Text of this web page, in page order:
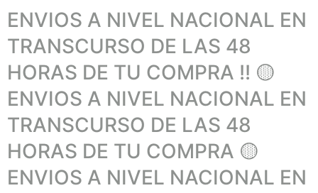
ENVIOS A NIVEL NACIONAL EN
TRANSCURSO DE LAS 48
HORAS DE TU COMPRA !! 🟡
ENVIOS A NIVEL NACIONAL EN
TRANSCURSO DE LAS 48
HORAS DE TU COMPRA 🟡
ENVIOS A NIVEL NACIONAL EN